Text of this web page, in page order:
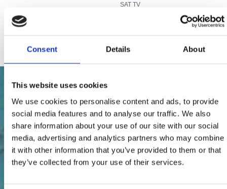
Consent Details About
This website uses cookies
We use cookies to personalise content and ads, to provide
social media features and to analyse our traffic. We also
share information about your use of our site with our social
media, advertising and analytics partners who may combine
it with other information that you’ve provided to them or that
they’ve collected from your use of their services.
SAT TV